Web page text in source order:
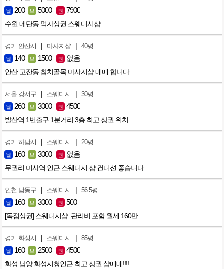
월 200 보 5000 권 7900
수원 메탄동 먹자상권 스웨디시샵
경기 안산시 | 마사지샵 | 40평
월 140 보 1500 권 없음
안산 고잔동 참치골목 마사지샵 매매 합니다
서울 강서구 | 스웨디시 | 30평
월 260 보 3000 권 4500
발산역 1번출구 1분거리 3층 최고 상권 위치
경기 하남시 | 스웨디시 | 20평
월 160 보 3000 권 없음
무권리 미사역 인근 스웨디시 샵 컨디션 좋습니다
인천 남동구 | 스웨디시 | 56.5평
월 160 보 3000 권 500
[독점상권] 스웨디시샵. 관리비 포함 월세 160만
경기 화성시 | 스웨디시 | 85평
월 160 보 2500 권 4500
화성 남양 화성시청인근 최고 상권 샵매매!!!!